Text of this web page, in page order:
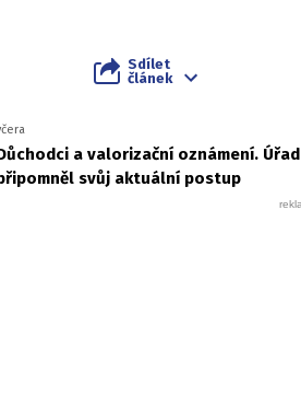
Sdílet
článek
a valorizační oznámení. Úřad
svůj aktuální postup